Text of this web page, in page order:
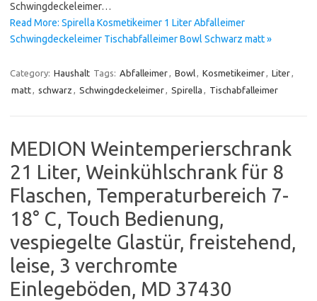
Schwingdeckeleimer…
Read More: Spirella Kosmetikeimer 1 Liter Abfalleimer
Schwingdeckeleimer Tischabfalleimer Bowl Schwarz matt »
Category: Haushalt Tags: Abfalleimer, Bowl, Kosmetikeimer, Liter,
matt, schwarz , Schwingdeckeleimer, Spirella , Tischabfalleimer
MEDION Weintemperierschrank
21 Liter, Weinkühlschrank für 8
Flaschen, Temperaturbereich 7-
18° C, Touch Bedienung,
vespiegelte Glastür, freistehend,
leise, 3 verchromte
Einlegeböden, MD 37430